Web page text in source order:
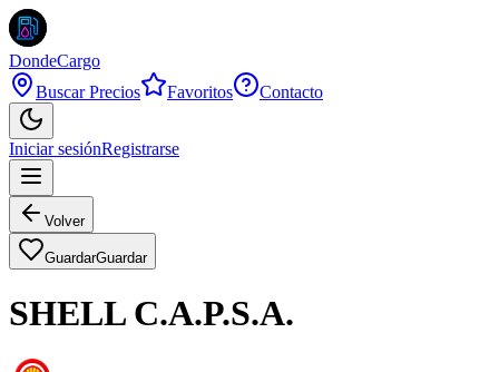
DondeCargo
Buscar Precios
Favoritos Contacto
Iniciar sesiónRegistrarse
Volver
GuardarGuardar
SHELL C.A.P.S.A.